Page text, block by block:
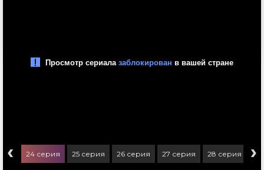
‹ 24 серия 25 серия 26 серия 27 серия 28 серия ›